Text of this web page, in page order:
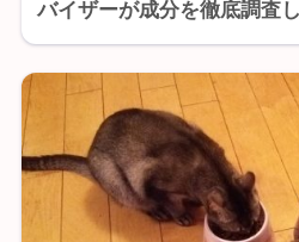
バイザーが成分を徹底調査